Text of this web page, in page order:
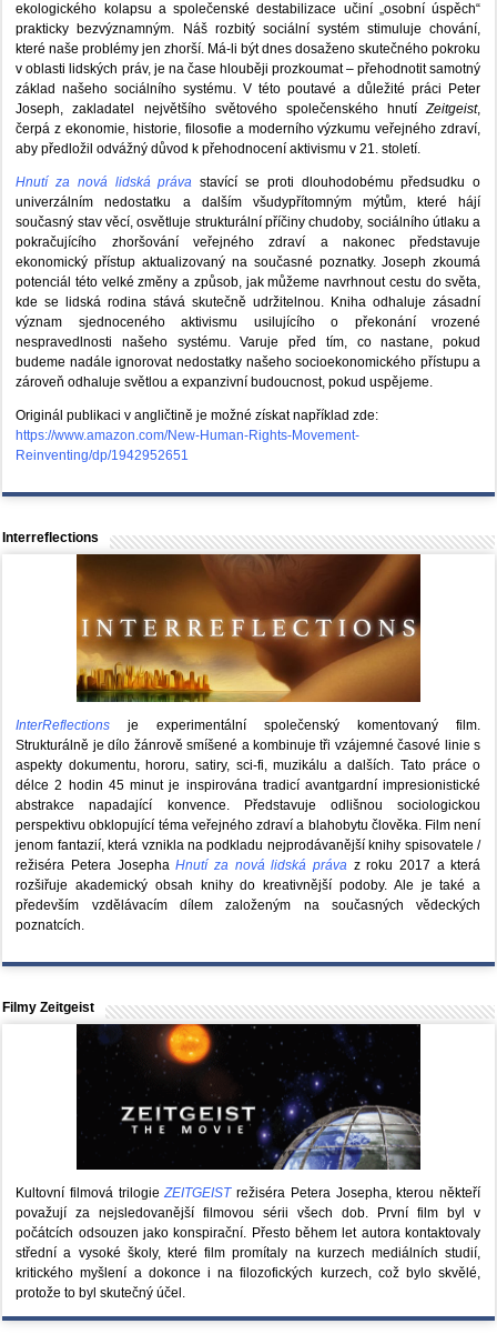
ekologického kolapsu a společenské destabilizace učiní „osobní úspěch“
prakticky bezvýznamným. Náš rozbitý sociální systém stimuluje chování,
které naše problémy jen zhorší. Má-li být dnes dosaženo skutečného pokroku
v oblasti lidských práv, je na čase hlouběji prozkoumat – přehodnotit samotný
základ našeho sociálního systému. V této poutavé a důležité práci Peter
Joseph, zakladatel největšího světového společenského hnutíZeitgeist,
čerpá z ekonomie, historie, filosofie a moderního výzkumu veřejného zdraví,
aby předložil odvážný důvod k přehodnocení aktivismu v 21. století.
Hnutí za nová lidská práva stavící se proti dlouhodobému předsudku o
univerzálním nedostatku a dalším všudypřítomným mýtům, které hájí
současný stav věcí, osvětluje strukturální příčiny chudoby, sociálního útlaku a
pokračujícího zhoršování veřejného zdraví a nakonec představuje
ekonomický přístup aktualizovaný na současné poznatky. Joseph zkoumá
potenciál této velké změny a způsob, jak můžeme navrhnout cestu do světa,
kde se lidská rodina stává skutečně udržitelnou. Kniha odhaluje zásadní
význam sjednoceného aktivismu usilujícího o překonání vrozené
nespravedlnosti našeho systému. Varuje před tím, co nastane, pokud
budeme nadále ignorovat nedostatky našeho socioekonomického přístupu a
zároveň odhaluje světlou a expanzivní budoucnost, pokud uspějeme.
Originál publikaci v angličtině je možné získat například zde:
https://www.amazon.com/New-Human-Rights-Movement-
Reinventing/dp/1942952651
Interreflections
InterReflections je experimentální společenský komentovaný film.
Strukturálně je dílo žánrově smíšené a kombinuje tři vzájemné časové linie s
aspekty dokumentu, hororu, satiry, sci-fi, muzikálu a dalších. Tato práce o
délce 2 hodin 45 minut je inspirována tradicí avantgardní impresionistické
abstrakce napadající konvence. Představuje odlišnou sociologickou
perspektivu obklopující téma veřejného zdraví a blahobytu člověka. Film není
jenom fantazií, která vznikla na podkladu nejprodávanější knihy spisovatele /
režiséra Petera JosephaHnutí za nová lidská právaz roku 2017 a která
rozšiřuje akademický obsah knihy do kreativnější podoby. Ale je také a
především vzdělávacím dílem založeným na současných vědeckých
poznatcích.
Filmy Zeitgeist
Kultovní filmová trilogieZEITGEISTrežiséra Petera Josepha, kterou někteří
považují za nejsledovanější filmovou sérii všech dob. První film byl v
počátcích odsouzen jako konspirační. Přesto během let autora kontaktovaly
střední a vysoké školy, které film promítaly na kurzech mediálních studií,
kritického myšlení a dokonce i na filozofických kurzech, což bylo skvělé,
protože to byl skutečný účel.